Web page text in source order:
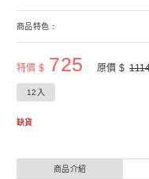
商品特色 :
特價 $ 725 原價 $
12入
缺貨
商品介紹